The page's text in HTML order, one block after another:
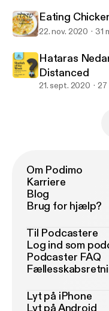
Eating
22. nov. 2020 31
Hataras
Distanced
21. sept. 2020 27
Om Podimo
Karriere
Blog
Brug for hjælp?
Til Podcastere
Log ind som
Podcaster FAQ
Lyt på iPhone
Lyt på Android